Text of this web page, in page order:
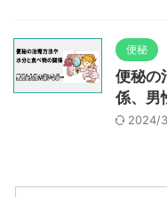
便秘
便秘の
係、男
2024/